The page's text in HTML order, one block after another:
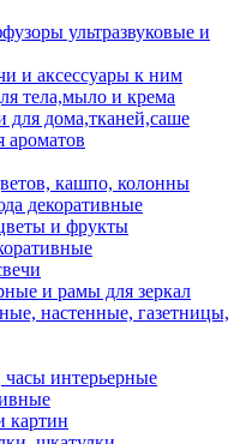
ультразвуковые и
и аксессуары к ним
тела,мыло и крема
для дома,тканей,саше
ароматов
кашпо, колонны
декоративные
и фрукты
и рамы для зеркал
настенные, газетницы,
интерьерные
картин